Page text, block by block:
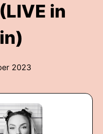
in
2023